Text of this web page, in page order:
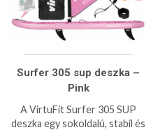
Surfer 305 sup deszka –
Pink
A VirtuFit Surfer 305 SUP
deszka egy sokoldalú, stabil és